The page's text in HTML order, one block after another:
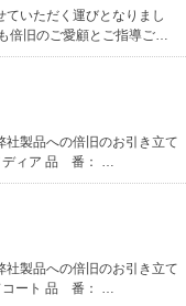
いただく運びとなりまし
倍旧のご愛顧とご指導ご…
製品への倍旧のお引き立て
ディア 品 番： …
製品への倍旧のお引き立て
コート 品 番： …